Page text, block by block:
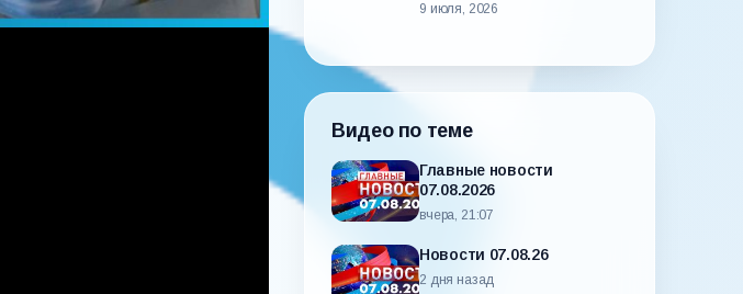
9 июля, 2026
Видео по теме
Главные новости
07.08.2026
вчера, 21:07
Новости 07.08.26
2 дня назад